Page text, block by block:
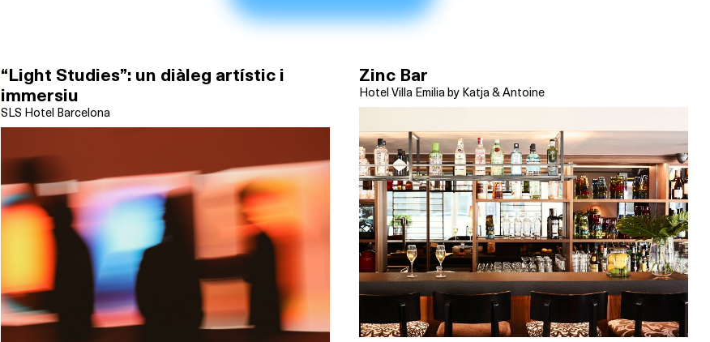
“Light Studies”: un diàleg artístic i
immersiu
SLS Hotel Barcelona
Zinc Bar
Hotel Villa Emilia by Katja & Antoine